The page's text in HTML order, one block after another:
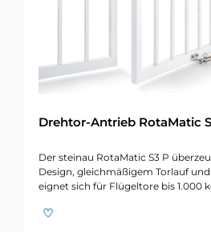
Drehtor-Antrieb RotaMatic
Der steinau RotaMatic S3 P
Design, gleichmäßigem Torlauf
eignet sich für Flügeltore bis 1.000